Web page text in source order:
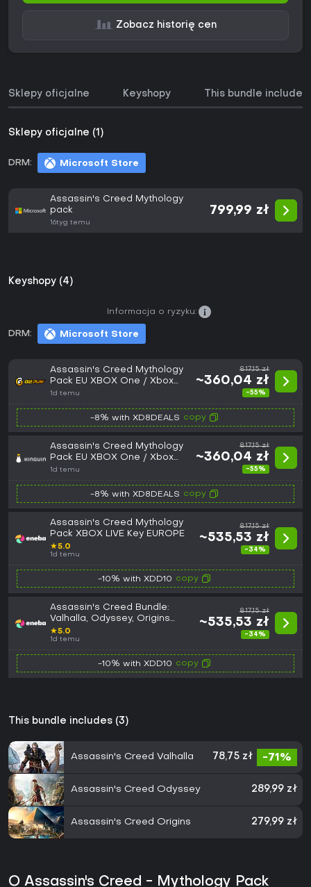
Zobacz historię cen
Sklepy oficjalne Keyshopy This bundle includes
Sklepy oficjalne (1)
DRM: Microsoft Store
Assassin's Creed Mythology
pack
16tyg temu
799,99 zł
Keyshopy (4)
DRM: Microsoft Store
Informacja o ryzyku:
Assassin's Creed Mythology
Pack EU XBOX One / Xbox
Series X|S CD Key
1d temu
817,15 zł
~360,04 zł
-55%
-8% with XD8DEALS copy
Assassin's Creed Mythology
Pack EU XBOX One / Xbox
Series X|S CD Key
1d temu
817,15 zł
~360,04 zł
-55%
-8% with XD8DEALS copy
Assassin's Creed Mythology
Pack XBOX LIVE Key EUROPE
★5.0
1d temu
817,15 zł
~535,53 zł
-34%
-10% with XDD10 copy
Assassin's Creed Bundle:
Valhalla, Odyssey, Origins
(Xbox One) Xbox Live Key
EUROPE
★5.0
1d temu
817,15 zł
~535,53 zł
-34%
-10% with XDD10 copy
This bundle includes (3)
Assassin's Creed Valhalla 78,75 zł -71%
Assassin's Creed Odyssey 289,99 zł
Assassin's Creed Origins 279,99 zł
O Assassin's Creed - Mythology Pack